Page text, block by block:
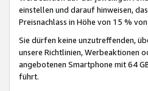
einstellen und darauf hinweisen,
Preisnachlass in Höhe von 15 %
Sie dürfen keine unzutreffenden,
unsere Richtlinien, Werbeaktionen
angebotenen Smartphone mit 64
führt.